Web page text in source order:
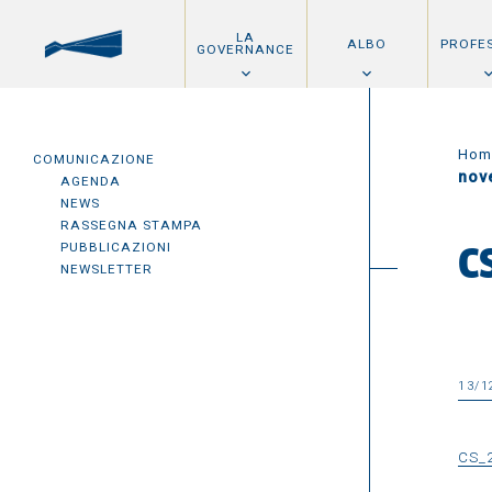
LA
GOVERNANCE ALBO
COMUNICAZIONE
AGENDA
NEWS
RASSEGNA STAMPA
PUBBLICAZIONI
NEWSLETTER
13/